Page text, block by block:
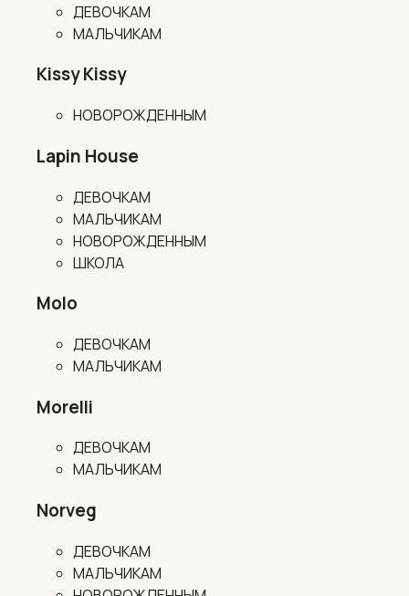
ДЕВОЧКАМ
МАЛЬЧИКАМ
Kissy Kissy
НОВОРОЖДЕННЫМ
Lapin House
ДЕВОЧКАМ
МАЛЬЧИКАМ
НОВОРОЖДЕННЫМ
ШКОЛА
Molo
ДЕВОЧКАМ
МАЛЬЧИКАМ
Morelli
ДЕВОЧКАМ
МАЛЬЧИКАМ
Norveg
ДЕВОЧКАМ
МАЛЬЧИКАМ